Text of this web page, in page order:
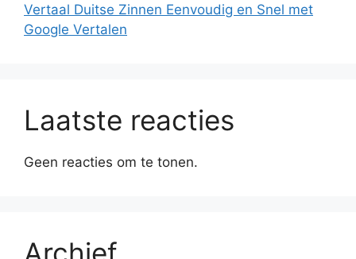
Vertaal Duitse Zinnen Eenvoudig en Snel met
Google Vertalen
Laatste reacties
Geen reacties om te tonen.
Archief